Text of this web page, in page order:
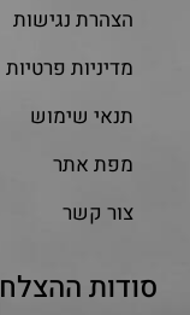
הצהרת נגישות
מדיניות פרטיות
תנאי שימוש
מפת אתר
צור קשר
סודות